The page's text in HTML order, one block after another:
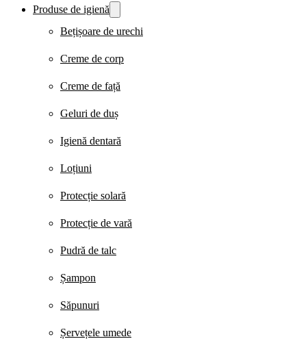
Produse de igienă
Bețișoare de urechi
Creme de corp
Creme de față
Geluri de duș
Igienă dentară
Loțiuni
Protecție solară
Protecție de vară
Pudră de talc
Șampon
Săpunuri
Șervețele umede